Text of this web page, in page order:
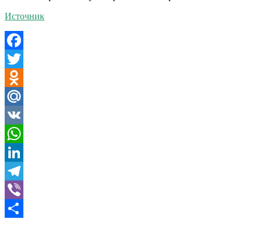
Источник
Facebook
Twitter
Odnoklassniki
Mail.Ru
VK
WhatsApp
LinkedIn
Telegram
Viber